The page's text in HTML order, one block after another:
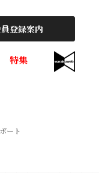
登録案内
特集
ート